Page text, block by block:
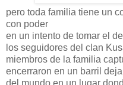
pero toda familia tiene un
con poder
en un intento de tomar el
los seguidores del clan
miembros de la familia
encerraron en un barril
del mundo en un lugar